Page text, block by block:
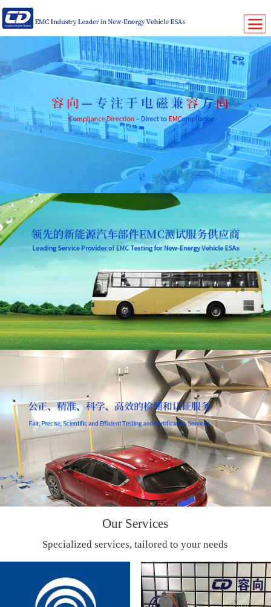
Our Services
Specialized services, tailored to your needs